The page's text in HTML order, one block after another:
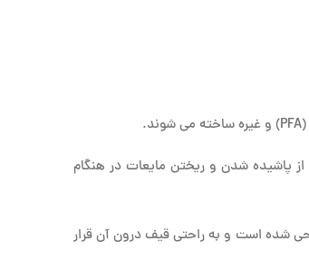
پاشیده شدن و ریختن مایعات در هنگام
شده است و به راحتی قیف درون آن قرار